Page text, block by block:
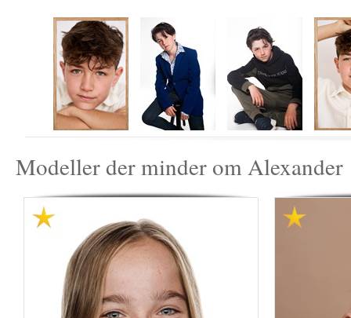
Modeller der minder om Alexander